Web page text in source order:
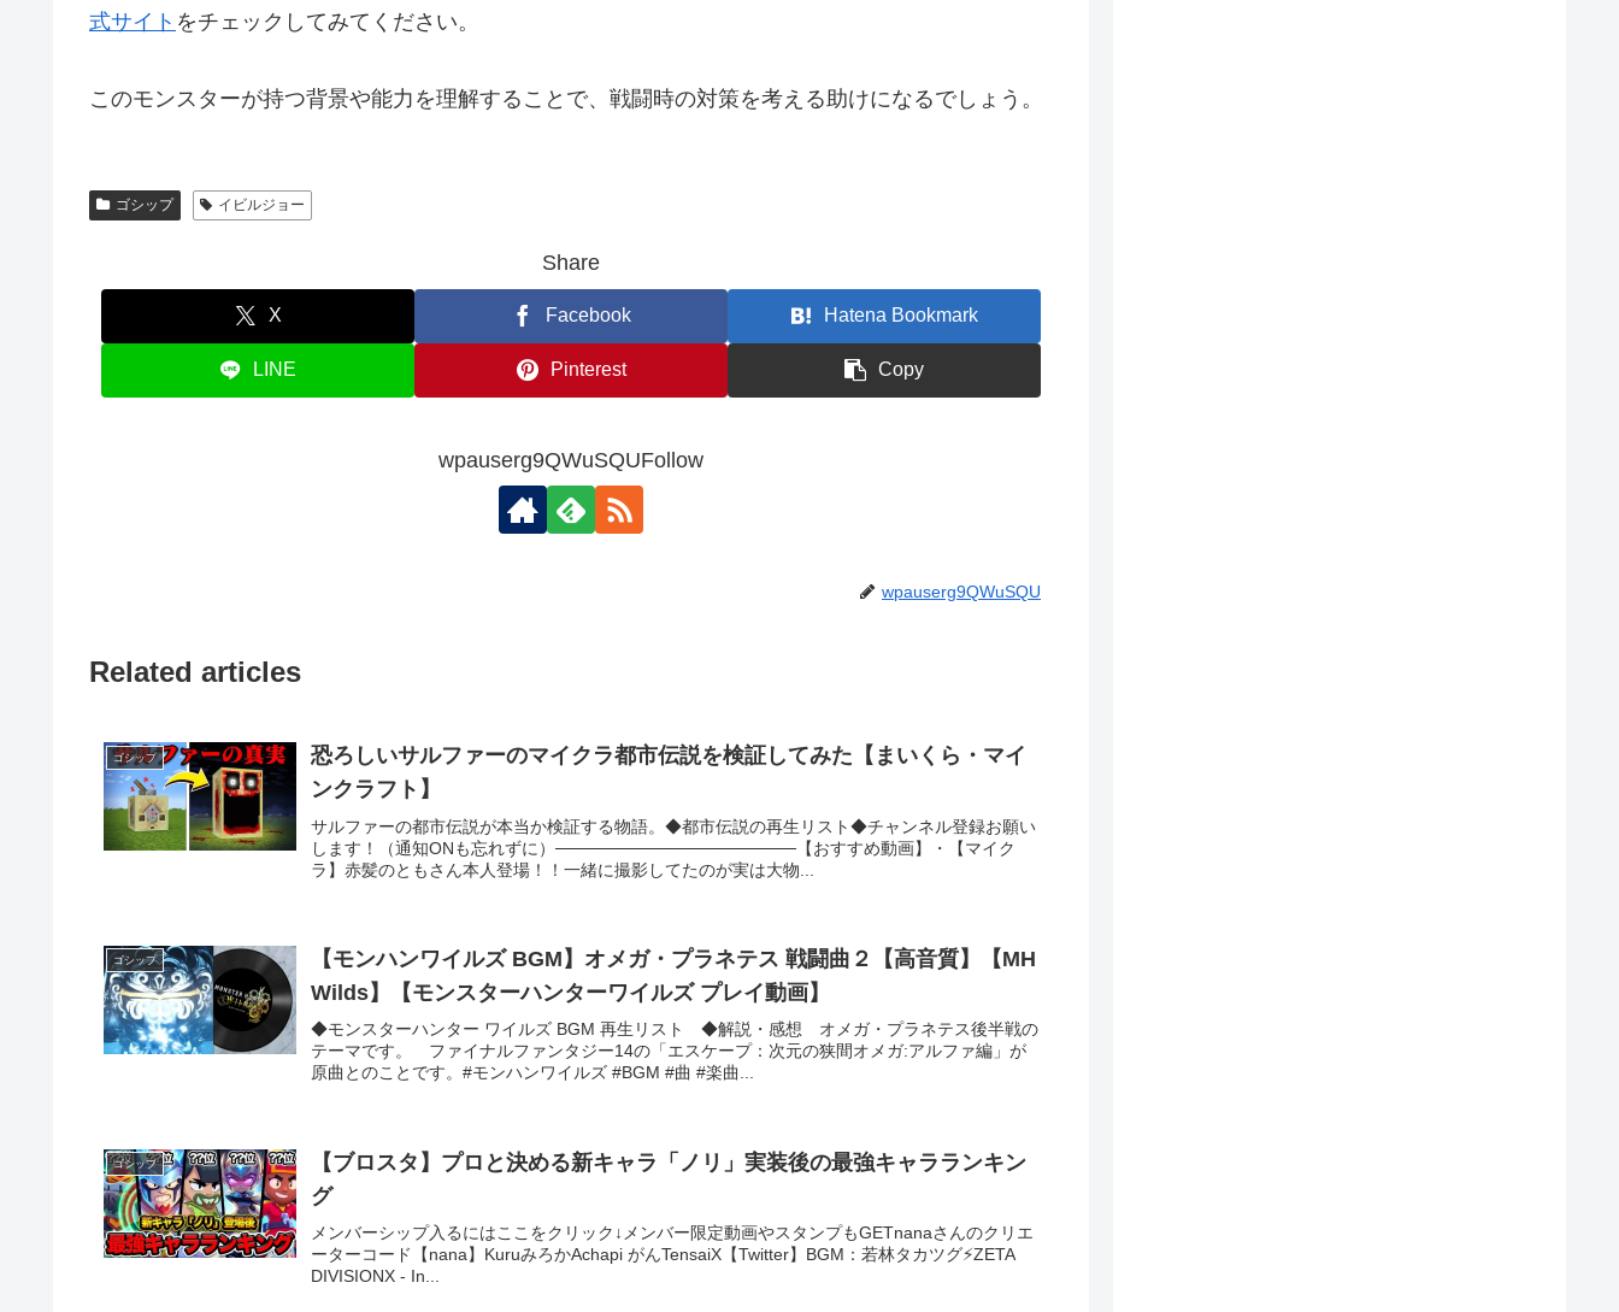
式サイト をチェックしてみてください。
このモンスターが持つ背景や能力を理解することで、戦闘時の対策を考える助けになるでしょう。
ゴシップ イビルジョー
Share
X Facebook Hatena Bookmark
LINE Pinterest Copy
wpauserg9QWuSQUFollow
wpauserg9QWuSQU
Related articles
ゴシップ
恐ろしいサルファーのマイクラ都市伝説を検証してみた【まいくら・マイ
ンクラフト】
サルファーの都市伝説が本当か検証する物語。◆都市伝説の再生リスト◆チャンネル登録お願い
します！（通知ONも忘れずに）────────────────────【おすすめ動画】・【マイク
ラ】赤髪のともさん本人登場！！一緒に撮影してたのが実は大物...
ゴシップ
【モンハンワイルズ BGM】オメガ・プラネテス 戦闘曲２【高音質】【MH
Wilds】【モンスターハンターワイルズ プレイ動画】
◆モンスターハンター ワイルズ BGM 再生リスト ◆解説・感想 オメガ・プラネテス後半戦の
テーマです。 ファイナルファンタジー14の「エスケープ：次元の狭間オメガ:アルファ編」が
原曲とのことです。#モンハンワイルズ #BGM #曲 #楽曲...
ゴシップ
【ブロスタ】プロと決める新キャラ「ノリ」実装後の最強キャラランキン
グ
メンバーシップ入るにはここをクリック↓メンバー限定動画やスタンプもGETnanaさんのクリエ
ーターコード【nana】KuruみろかAchapi がんTensaiX【Twitter】BGM：若林タカツグ⚡ZETA
DIVISIONX - In...